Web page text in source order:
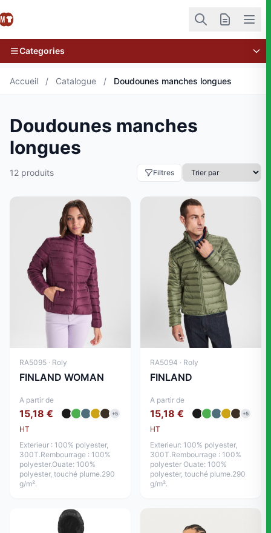
Categories
Accueil / Catalogue / Doudounes manches longues
Doudounes manches
longues
12 produits Filtres
RA5095 · Roly
FINLAND WOMAN
A partir de
15,18 €
HT
+5
Exterieur : 100% polyester,
300T.Rembourrage : 100%
polyester.Ouate: 100%
polyester, touché plume.290
g/m².
RA5094 · Roly
FINLAND
A partir de
15,18 €
HT
+5
Exterieur: 100% polyester,
300T.Rembourrage : 100%
polyester Ouate: 100%
polyester, touché plume.290
g/m².